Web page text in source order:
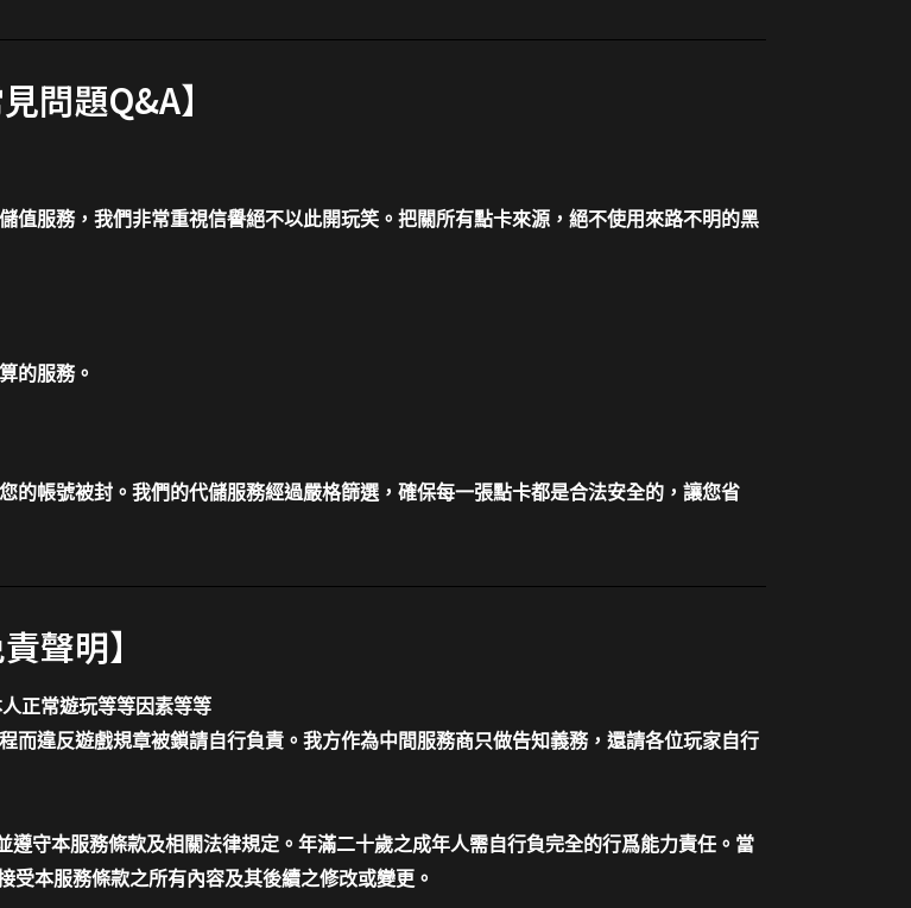
問題Q&A】
服務，我們非常重視信譽絕不以此開玩笑。把關所有點卡來源，絕不使用來路不明的黑
的服務。
帳號被封。我們的代儲服務經過嚴格篩選，確保每一張點卡都是合法安全的，讓您省
責聲明】
正常遊玩等等因素等等
違反遊戲規章被鎖請自行負責。我方作為中間服務商只做告知義務，還請各位玩家自行
守本服務條款及相關法律規定。年滿二十歲之成年人需自行負完全的行爲能力責任。當
本服務條款之所有內容及其後續之修改或變更。